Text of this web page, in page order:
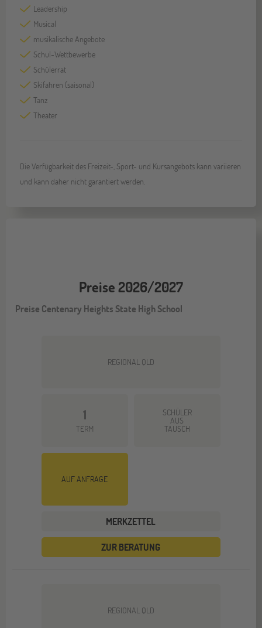
Leadership
Musical
musikalische Angebote
Schul-Wettbewerbe
Schülerrat
Skifahren (saisonal)
Tanz
Theater
Die Verfügbarkeit des Freizeit-, Sport- und Kursangebots kann variieren
und kann daher nicht garantiert werden.
Preise 2026/2027
Preise Centenary Heights State High School
REGIONAL QLD
1
TERM
SCHÜLER
AUS
TAUSCH
AUF ANFRAGE
MERKZETTEL
ZUR BERATUNG
REGIONAL QLD